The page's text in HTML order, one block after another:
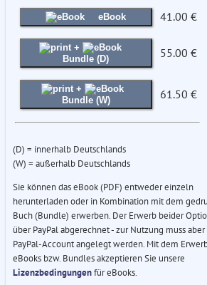
eBook 41.00 €
+
Bundle (D)
55.00 €
+
Bundle (W)
61.50 €
(D) = innerhalb Deutschlands
(W) = außerhalb Deutschlands
Sie können das eBook (PDF) entweder einzeln
herunterladen oder in Kombination mit dem
Buch (Bundle) erwerben. Der Erwerb beider
über PayPal abgerechnet - zur Nutzung muss
PayPal-Account angelegt werden. Mit dem
eBooks bzw. Bundles akzeptieren Sie unsere
Lizenzbedingungenfür eBooks.